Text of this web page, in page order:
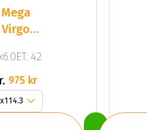
Mega
Virgo
42
975 kr